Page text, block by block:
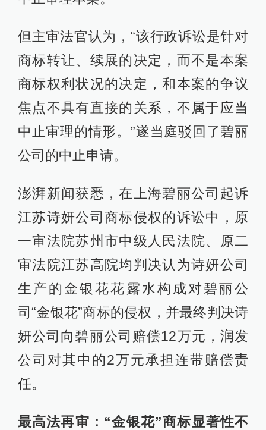
但主审法官认为，“该行政诉讼是针对
商标转让、续展的决定，而不是本案
商标权利状况的决定，和本案的争议
焦点不具有直接的关系，不属于应当
中止审理的情形。”遂当庭驳回了碧丽
公司的中止申请。
澎湃新闻获悉，在上海碧丽公司起诉
江苏诗妍公司商标侵权的诉讼中，原
一审法院苏州市中级人民法院、原二
审法院江苏高院均判决认为诗妍公司
生产的金银花花露水构成对碧丽公
司“金银花”商标的侵权，并最终判决诗
妍公司向碧丽公司赔偿12万元，润发
公司对其中的2万元承担连带赔偿责
任。
最高法再审：“金银花”商标显著性不